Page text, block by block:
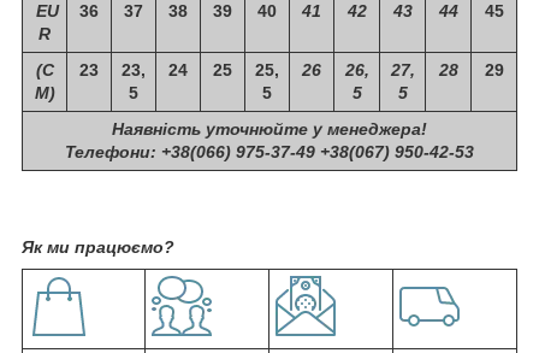
EU
R
36 37 38 39 40 41 42 43 44 45
(С
М)
23
23,
5
24 25
25,
5
26
26,
5
27,
5
28 29
Наявність уточнюйте у менеджера!
Телефони: +38(066) 975-37-49 +38(067) 950-42-53
Як ми працюємо?